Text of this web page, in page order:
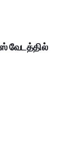
வேடத்தில்